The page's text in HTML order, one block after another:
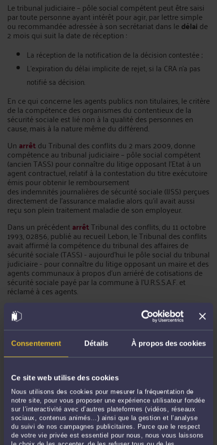
Consentement Détails À propos des cookies
Ce site web utilise des cookies
Nous utilisons des cookies pour mesurer la fréquentation de
notre site, pour vous proposer une expérience utilisateur fondée
sur l’interactivité avec d’autres plateformes (vidéos, réseaux
sociaux, contenus animés…) ainsi que la gestion et l’analyse
du suivi de nos campagnes publicitaires. Parce que le respect
de votre vie privée est essentiel pour nous, nous vous laissons
Le tribunal judiciaire – pôle social compétent peut être saisi
par toute personne ayant intérêt pour agir, par lettre simple
ou recommandée adressée à son secrétariat dans ledélai de
2 mois qui suit la date de réception :
La réception de la notification de la décision contestée ;
L’expiration du délai implicite de rejet, si la CRA n'a pas
notifié sa décision.
En ce qui concerne les agents publics non titulaires, le critère
de la compétence des organismes du contentieux de la
sécurité sociale est lié non à la qualité des personnes en
cause, mais à la nature même du différend.
Un arrêtdu Tribunal des conflits du 2 mars 2009, donne
compétence au tribunal judiciaire – pôle social compétent
(ancien TASS) pour connaître du litige opposant l'Etat à un
agent contractuel, relatif à la contestation du titre exécutoire
émis pour obtenir le remboursement
des indemnités journalières de sécurité sociale (IJSS) perçues
directement de l'assurance maladie alors qu'il avait aussi
reçu son plein traitement maladie de son employeur.
Dans un précédentarrêtTribunal des conflits, du 11 octobre
1993, 02856, publié au recueil Lebon, le Tribunal des conflits
avait affirmé la compétence du tribunal des affaires de
sécurité sociale (TASS) - aujourd'hui le pôle social du tribunal
judiciaire - pour connaître du litige opposant un maire et des
agents communaux à propos d'un arriéré de cotisations de
sécurité sociale payé par la commune à l'U.R.S.S.A.F. et
réclamé à ces agents.
IMPRIME A REMPLIR : Requête aux fins de saisine du
tribunal judiciaire en matière de contentieux de la sécurité
sociale et de l’aide sociale
Commentaires
ENVOYER